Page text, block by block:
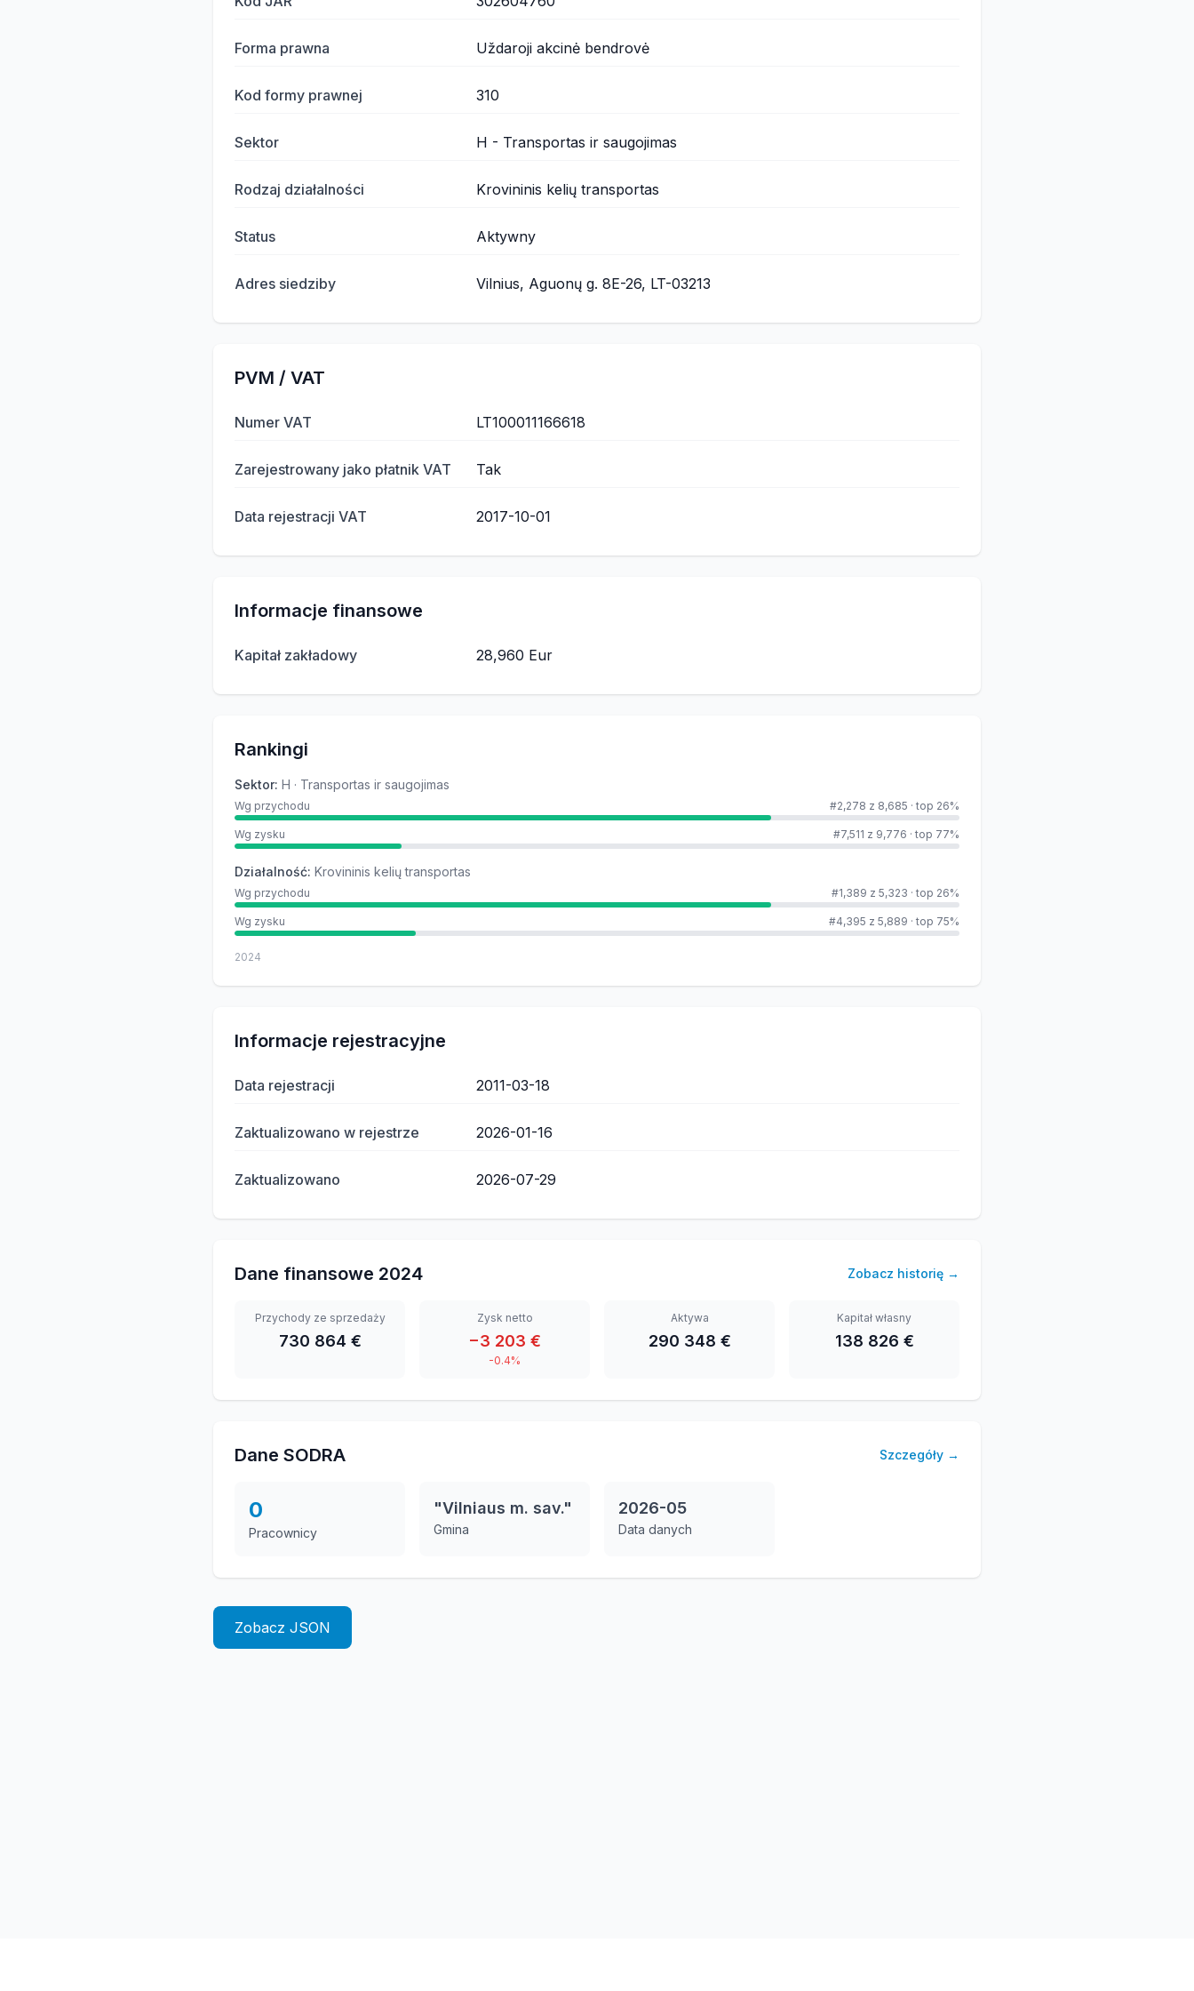
Forma prawna Uždaroji akcinė bendrovė
Kod formy prawnej 310
Sektor H - Transportas ir saugojimas
Rodzaj działalności Krovininis kelių transportas
Status Aktywny
Adres siedziby Vilnius, Aguonų g. 8E-26, LT-03213
PVM / VAT
Numer VAT LT100011166618
Zarejestrowany jako płatnik VAT Tak
Data rejestracji VAT 2017-10-01
Informacje finansowe
Kapitał zakładowy 28,960 Eur
Rankingi
Sektor: H · Transportas ir saugojimas
Wg przychodu #2,278 z 8,685 · top 26%
Wg zysku #7,511 z 9,776 · top 77%
Działalność: Krovininis kelių transportas
Wg przychodu #1,389 z 5,323 · top 26%
Wg zysku #4,395 z 5,889 · top 75%
2024
Informacje rejestracyjne
Data rejestracji 2011-03-18
Zaktualizowano w rejestrze 2026-01-16
Zaktualizowano 2026-07-29
Dane finansowe 2024 Zobacz historię →
Przychody ze sprzedaży
730 864 €
Zysk netto
−3 203 €
-0.4%
Aktywa
290 348 €
Kapitał własny
138 826 €
Dane SODRA Szczegóły →
0
Pracownicy
"Vilniaus m. sav."
Gmina
2026-05
Data danych
Zobacz JSON